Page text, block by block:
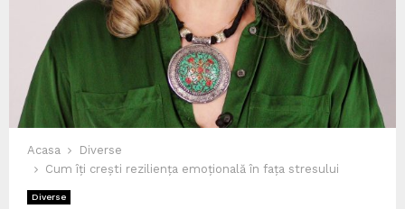
Acasa
Diverse
Cum îți crești reziliența emoțională în fața stresului
Diverse